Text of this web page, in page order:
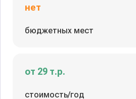
нет
бюджетных мест
от 29 т.р.
стоимость/год